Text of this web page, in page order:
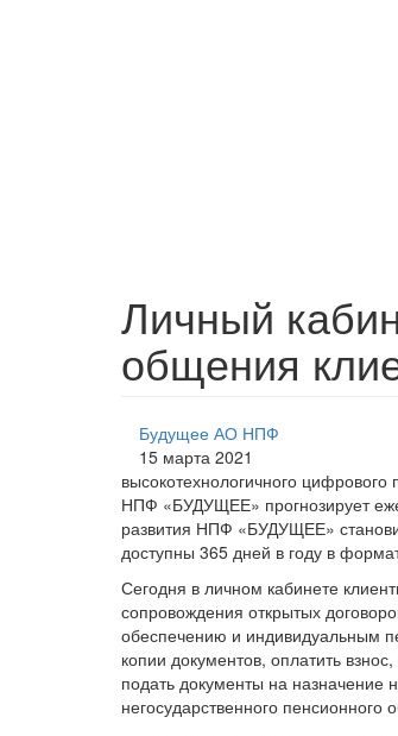
Личный
общения
Будущее АО НПФ
15 марта 2021
высокотехнологичного
НПФ «БУДУЩЕЕ» прогнозирует
развития НПФ «БУДУЩЕЕ»
доступны 365 дней в году в
Сегодня в личном кабинете
сопровождения открытых
обеспечению и индивидуальным
копии документов, оплатить
подать документы на назначение
негосударственного